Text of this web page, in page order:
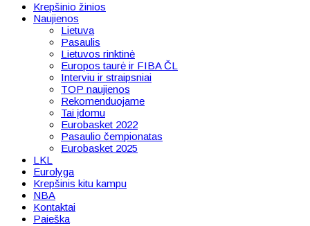
Krepšinio žinios
Naujienos
Lietuva
Pasaulis
Lietuvos rinktinė
Europos taurė ir FIBA ČL
Interviu ir straipsniai
TOP naujienos
Rekomenduojame
Tai įdomu
Eurobasket 2022
Pasaulio čempionatas
Eurobasket 2025
LKL
Eurolyga
Krepšinis kitu kampu
NBA
Kontaktai
Paieška